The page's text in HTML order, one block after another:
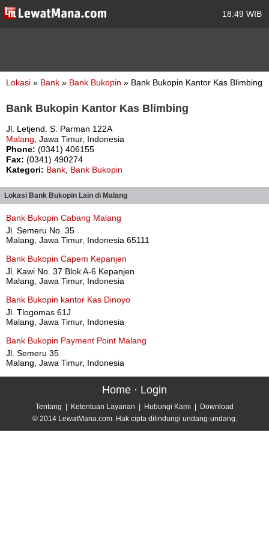
18:49 WIB
Lokasi » Bank » Bank Bukopin » Bank Bukopin Kantor Kas Blimbing
Bank Bukopin Kantor Kas Blimbing
Jl. Letjend. S. Parman 122A
Malang , Jawa Timur, Indonesia
Phone: (0341) 406155
Fax: (0341) 490274
Kategori: Bank Bank Bukopin
Lokasi Bank Bukopin Lain di Malang
Bank Bukopin Cabang Malang
Jl. Semeru No. 35
Malang, Jawa Timur, Indonesia 65111
Bank Bukopin Capem Kepanjen
Jl. Kawi No. 37 Blok A-6 Kepanjen
Malang, Jawa Timur, Indonesia
Bank Bukopin kantor Kas Dinoyo
Jl. Tlogomas 61J
Malang, Jawa Timur, Indonesia
Bank Bukopin Payment Point Malang
Jl. Semeru 35
Malang, Jawa Timur, Indonesia
Home · Login
Tentang Ketentuan Layanan Hubungi Kami
Download
© 2014 LewatMana.com. Hak cipta dilindungi undang-undang.